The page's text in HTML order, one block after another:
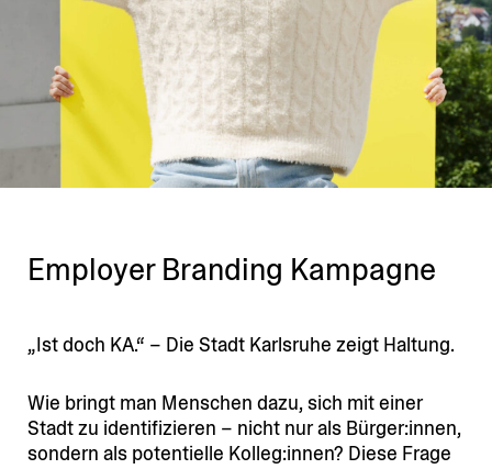
Employer Branding Kampagne
„Ist doch KA.“ – Die Stadt Karlsruhe zeigt Haltung.
Wie bringt man Menschen dazu, sich mit einer
Stadt zu identi­fi­zieren – nicht nur als Bürger:innen,
sondern als poten­tielle Kolleg:innen? Diese Frage